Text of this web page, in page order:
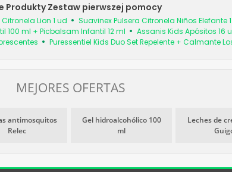
Produkty Zestaw pierwszej pomocy
Lion 1 ud Suavinex Pulsera Citronela Niños Elefante
100 ml + Picbalsam Infantil 12 ml Assanis Kids Apósitos 16
Puressentiel Kids Duo Set Repelente + Calmante
MEJORES OFERTAS
antimosquitos
Relec
Gel hidroalcohólico 100
ml
Leches de